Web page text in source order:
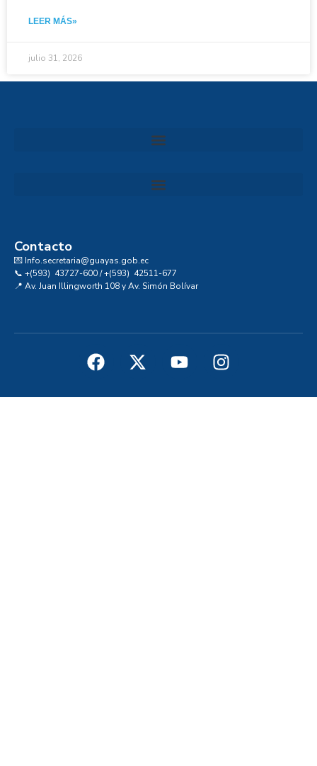
LEER MÁS»
julio 31, 2026
Contacto
💌 Info.secretaria@guayas.gob.ec
📞 +(593) 43727-600 / +(593) 42511-677
📍 Av. Juan Illingworth 108 y Av. Simón Bolívar